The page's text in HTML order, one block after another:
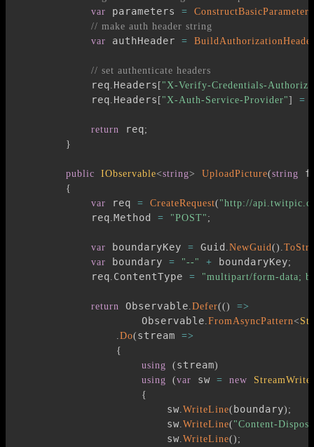
var parameters = ConstructBasicParameters
// make auth header string
var authHeader =
// set authenticate headers
            req
. Headers [ "X-Verify-Credentials-
            req
. Headers [ "X-Auth-Service-Provider"] =
return req;
}
public IObservable<string> UploadPicture(string
{
var req = CreateRequest( "http://
            req
.Method = "POST" ;
var boundaryKey = Guid .NewGuid() .
var boundary = "--" + boundaryKey;
            req
. ContentType = "multipart/form-data;
return Observable.Defer(() =>
                    Observable
.FromAsyncPattern<
.Do( stream =>
{
using
( stream)
using
(var sw = new
{
                        sw
.WriteLine( boundary) ;
                        sw
.WriteLine( "Content-
                        sw
.WriteLine() ;